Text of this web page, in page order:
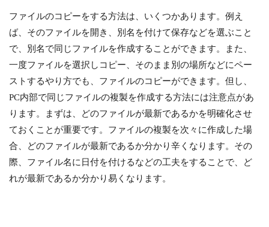
ファイルのコピーをする方法は、いくつかあります。例え
ば、そのファイルを開き、別名を付けて保存などを選ぶこと
で、別名で同じファイルを作成することができます。また、
一度ファイルを選択しコピー、そのまま別の場所などにペー
ストするやり方でも、ファイルのコピーができます。但し、
PC内部で同じファイルの複製を作成する方法には注意点があ
ります。まずは、どのファイルが最新であるかを明確化させ
ておくことが重要です。ファイルの複製を次々に作成した場
合、どのファイルが最新であるか分かり辛くなります。その
際、ファイル名に日付を付けるなどの工夫をすることで、ど
れが最新であるか分かり易くなります。